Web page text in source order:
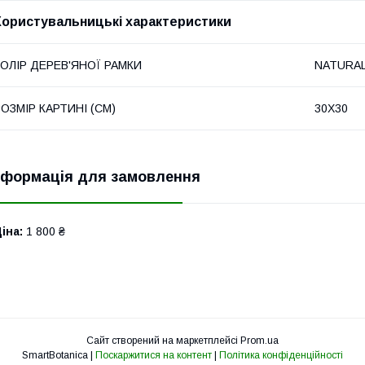
характеристики
ДЕРЕВ'ЯНОЇ РАМКИ
КАРТИНІ (СМ) 30Х30
для замовлення
1 800 ₴
Сайт створений на маркетплейсі Prom.ua
SmartBotanica | Поскаржитися на контент | Політика конфіденційності